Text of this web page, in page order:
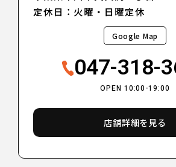
定休日：火曜・日曜定休
Google Map
047-318-
OPEN 10:00-19:00
店舗詳細を見る